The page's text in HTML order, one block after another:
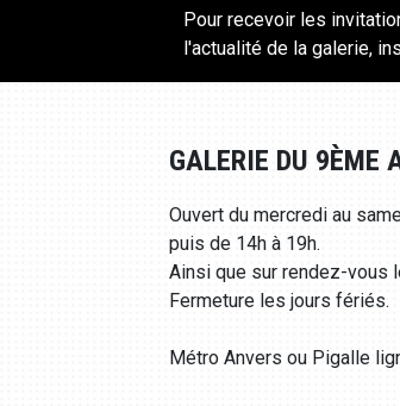
Pour recevoir les
l'actualité de la galerie,
GALERIE DU 9ÈME
Ouvert du mercredi au
puis de 14h à 19h.
Ainsi que sur rendez-vous
Fermeture les jours fériés.
Métro Anvers ou Pigalle